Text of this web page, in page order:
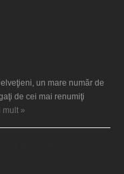
un mare număr de
de cei mai renumiţi
mult »